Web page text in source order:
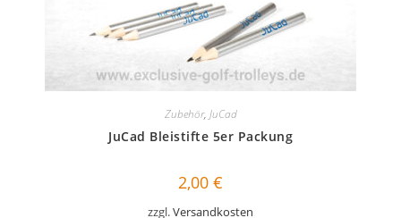
Zubehör, JuCad
JuCad Bleistifte 5er Packung
2,00 €
zzgl.Versandkosten